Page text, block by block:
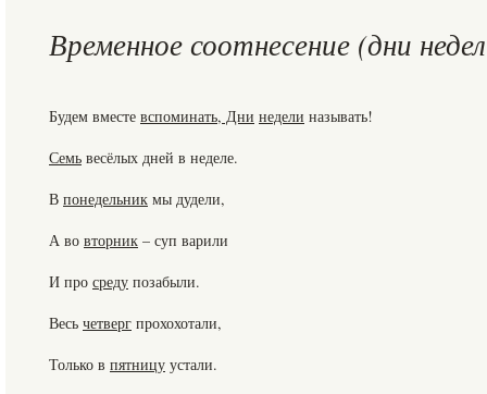
Временное соотнесение (дни
Будем вместе вспоминать, Дни недели называть!
Семь весёлых дней в неделе.
В понедельник мы дудели,
А во вторник – суп варили
И про среду позабыли.
Весь четверг прохохотали,
Только в пятницу устали.